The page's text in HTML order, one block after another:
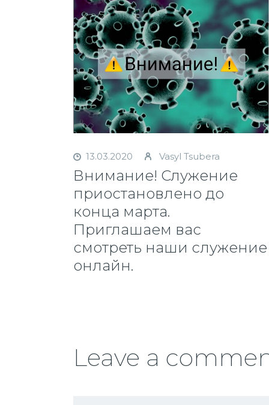
13.03.2020 Vasyl Tsubera
Внимание! Служение
приостановлено до
конца марта.
Приглашаем вас
смотреть наши служение
онлайн.
Leave a